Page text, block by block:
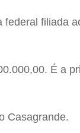
filiada
É a
Casagrande.